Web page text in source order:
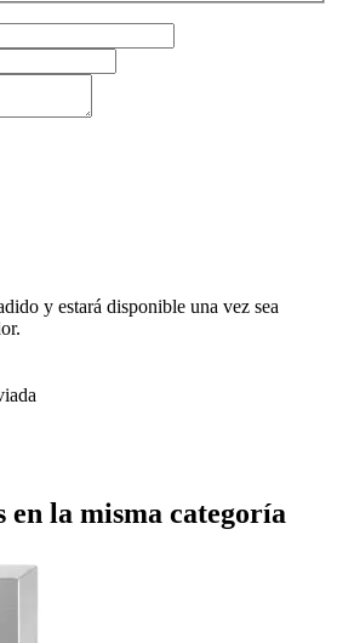
y estará disponible una vez sea
en la misma categoría